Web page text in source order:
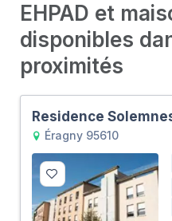
EHPAD et
disponibles
proximités
Residence
Éragny 95610